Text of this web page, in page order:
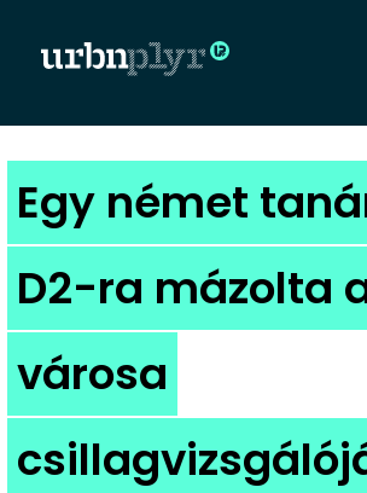
CÍMLAP
DIZÁJN
DIVAT
KULT
Egy német
D2-ra mázolta
városa